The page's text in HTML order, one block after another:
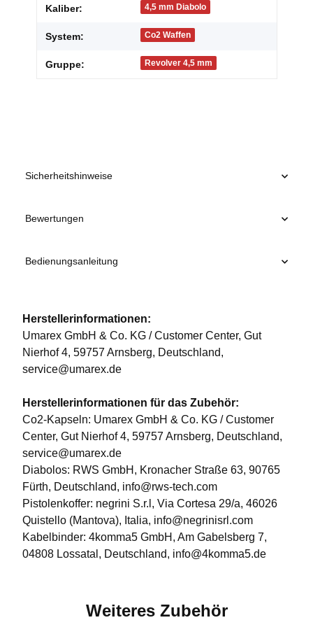
Produkteigenschaft
Wert
Kaliber: 4,5 mm Diabolo
System: Co2 Waffen
Gruppe: Revolver 4,5 mm
Sicherheitshinweise
Bewertungen
Bedienungsanleitung
Herstellerinformationen:
Umarex GmbH & Co. KG / Customer Center, Gut
Nierhof 4, 59757 Arnsberg, Deutschland,
service@umarex.de
Herstellerinformationen für das Zubehör:
Co2-Kapseln: Umarex GmbH & Co. KG / Customer
Center, Gut Nierhof 4, 59757 Arnsberg, Deutschland,
service@umarex.de
Diabolos: RWS GmbH, Kronacher Straße 63, 90765
Fürth, Deutschland, info@rws-tech.com
Pistolenkoffer: negrini S.r.l, Via Cortesa 29/a, 46026
Quistello (Mantova), Italia, info@negrinisrl.com
Kabelbinder: 4komma5 GmbH, Am Gabelsberg 7,
04808 Lossatal, Deutschland, info@4komma5.de
Weiteres Zubehör